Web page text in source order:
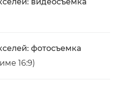
видеосъемка
фотосъемка
16:9)